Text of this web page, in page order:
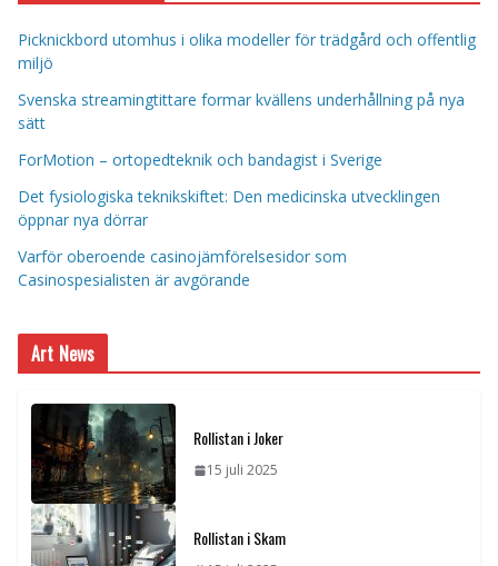
Picknickbord utomhus i olika modeller för trädgård och offentlig
miljö
Svenska streamingtittare formar kvällens underhållning på nya
sätt
ForMotion – ortopedteknik och bandagist i Sverige
Det fysiologiska teknikskiftet: Den medicinska utvecklingen
öppnar nya dörrar
Varför oberoende casinojämförelsesidor som
Casinospesialisten är avgörande
Art News
Rollistan i Joker
15 juli 2025
Rollistan i Skam